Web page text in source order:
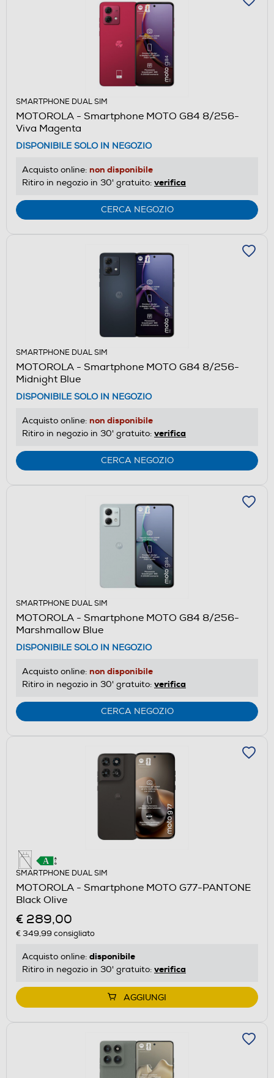
SMARTPHONE DUAL SIM
MOTOROLA - Smartphone MOTO G84 8/256-
Viva Magenta
DISPONIBILE SOLO IN NEGOZIO
Acquisto online: non disponibile
Ritiro in negozio in 30' gratuito: verifica
CERCA NEGOZIO
SMARTPHONE DUAL SIM
MOTOROLA - Smartphone MOTO G84 8/256-
Midnight Blue
DISPONIBILE SOLO IN NEGOZIO
Acquisto online: non disponibile
Ritiro in negozio in 30' gratuito: verifica
CERCA NEGOZIO
SMARTPHONE DUAL SIM
MOTOROLA - Smartphone MOTO G84 8/256-
Marshmallow Blue
DISPONIBILE SOLO IN NEGOZIO
Acquisto online: non disponibile
Ritiro in negozio in 30' gratuito: verifica
CERCA NEGOZIO
SMARTPHONE DUAL SIM
MOTOROLA - Smartphone MOTO G77-PANTONE
Black Olive
€ 289,00
€ 349,99 consigliato
Acquisto online: disponibile
Ritiro in negozio in 30' gratuito: verifica
AGGIUNGI